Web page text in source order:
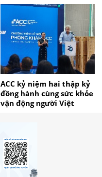
ACC kỷ niệm hai thập kỷ
đồng hành cùng sức khỏe
vận động người Việt